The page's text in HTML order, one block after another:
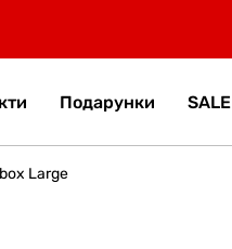
Подарунки SALE
Large